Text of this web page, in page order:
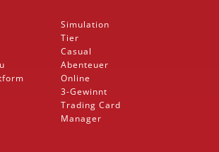
Simulation
Tier
Casual
Abenteuer
Online
3-Gewinnt
Trading Card
Manager